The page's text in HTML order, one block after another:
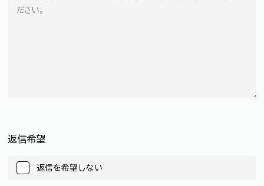
返信希望
返信を希望しない